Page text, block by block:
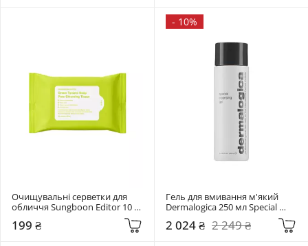
Очищувальні серветки для
обличчя Sungboon Editor 10
шт Green Tomato Deep Pore
Cleansing Tissue
199 ₴
- 10%
Гель для вмивання м'який
Dermalogica 250 мл Special
2 024 ₴ 2 249 ₴